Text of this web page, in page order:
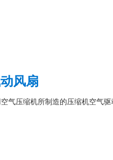
风扇
气压缩机所制造的压缩机空气驱